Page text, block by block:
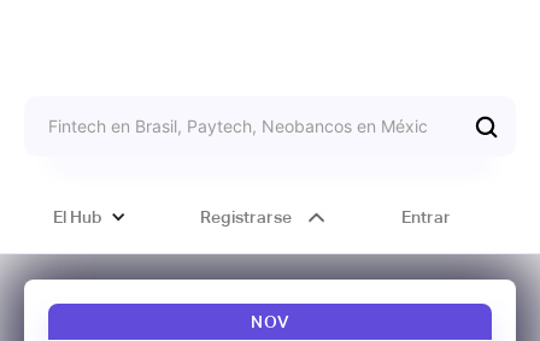
El Hub Registrarse Entrar
NOV